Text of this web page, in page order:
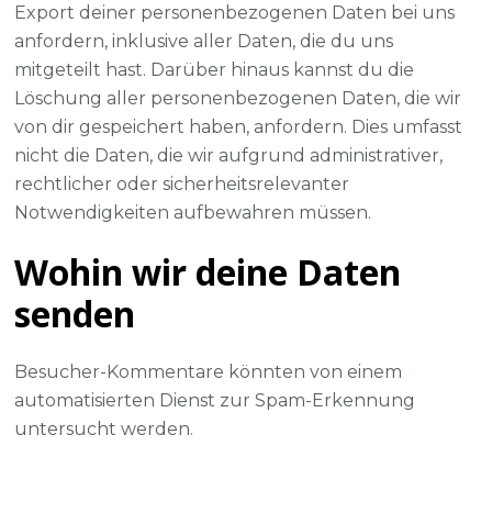
Export deiner personenbezogenen Daten bei uns
anfordern, inklusive aller Daten, die du uns
mitgeteilt hast. Darüber hinaus kannst du die
Löschung aller personenbezogenen Daten, die wir
von dir gespeichert haben, anfordern. Dies umfasst
nicht die Daten, die wir aufgrund administrativer,
rechtlicher oder sicherheitsrelevanter
Notwendigkeiten aufbewahren müssen.
Wohin wir deine Daten
senden
Besucher-Kommentare könnten von einem
automatisierten Dienst zur Spam-Erkennung
untersucht werden.